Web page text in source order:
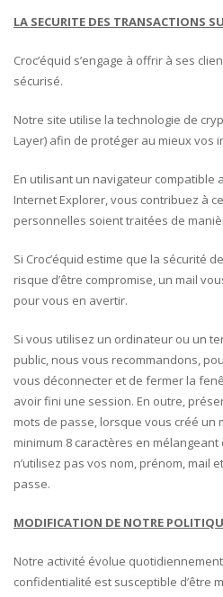
LA SECURITE DES TRANSACTIONS
Croc’équid s’engage à offrir à ses
sécurisé.
Notre site utilise la technologie de
Layer) afin de protéger au mieux vos
En utilisant un navigateur compatible
Internet Explorer, vous contribuez à
personnelles soient traitées de
Si Croc’équid estime que la sécurité
risque d’être compromise, un mail
pour vous en avertir.
Si vous utilisez un ordinateur ou un
public, nous vous recommandons,
vous déconnecter et de fermer la
avoir fini une session. En outre,
mots de passe, lorsque vous créé un
minimum 8 caractères en
n’utilisez pas vos nom, prénom, mail
passe.
MODIFICATION DE NOTRE
Notre activité évolue
confidentialité est susceptible d’être